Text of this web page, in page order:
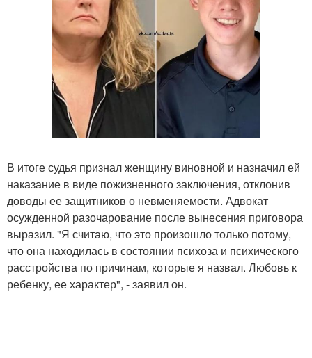
В итоге судья признал женщину виновной и назначил ей
наказание в виде пожизненного заключения, отклонив
доводы ее защитников о невменяемости. Адвокат
осужденной разочарование после вынесения приговора
выразил. "Я считаю, что это произошло только потому,
что она находилась в состоянии психоза и психического
расстройства по причинам, которые я назвал. Любовь к
ребенку, ее характер", - заявил он.